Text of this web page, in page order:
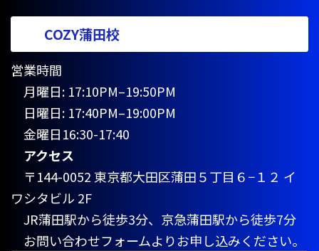
COZY蒲田校
営業時間
月曜日: 17:10PM–19:50PM
日曜日: 17:40PM–19:00PM
金曜日16:30-17:40
アクセス
〒144-0052 東京都大田区蒲田５丁目６−１２ イ
ワシタビル 2F
JR蒲田駅から徒歩3分、京急蒲田駅から徒歩7分
お問い合わせフォームよりお申し込みください。